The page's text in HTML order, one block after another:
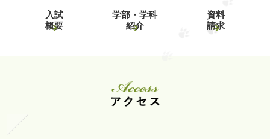
入試
概要
学部・学科
紹介
資料
請求